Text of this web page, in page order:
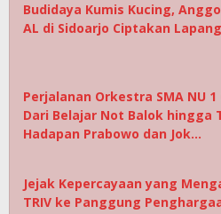
Budidaya Kumis Kucing,
AL di Sidoarjo Ciptakan
Perjalanan Orkestra SMA NU 1
Dari Belajar Not Balok hingga
Hadapan Prabowo dan Jok…
Jejak Kepercayaan yang
TRIV ke Panggung